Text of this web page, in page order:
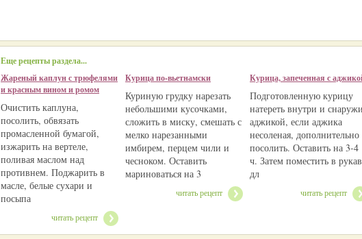
Еще рецепты раздела...
Жареный каплун с трюфелями
и красным вином и ромом
Очистить каплуна,
посолить, обвязать
промасленной бумагой,
изжарить на вертеле,
поливая маслом над
противнем. Поджарить в
масле, белые сухари и
посыпа
читать рецепт
Курица по-вьетнамски
Куриную грудку нарезать
небольшими кусочками,
сложить в миску, смешать с
мелко нарезанными
имбирем, перцем чили и
чесноком. Оставить
мариноваться на 3
читать рецепт
Курица, запеченная с
Подготовленную курицу
натереть внутри и снаружи
аджикой, если аджика
несоленая, дополнительно
посолить. Оставить на 3-4
ч. Затем поместить в рукав
дл
читать рецепт